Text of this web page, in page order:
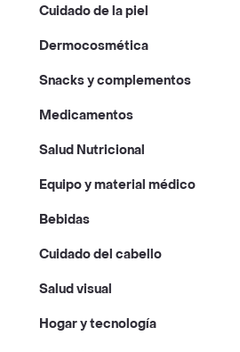
Cuidado de la piel
Dermocosmética
Snacks y complementos
Medicamentos
Salud Nutricional
Equipo y material médico
Bebidas
Cuidado del cabello
Salud visual
Hogar y tecnología